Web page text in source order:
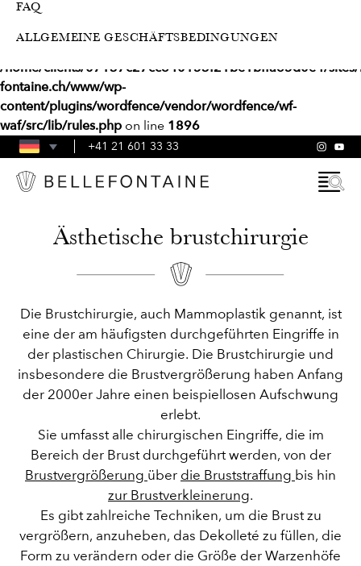
Deprecated: preg_replace(): Passing null to parameter #3
/home/clients/07137c27cc840153f21be1bffa65d0e4/
fontaine.ch/www/wp-
content/plugins/wordfence/vendor/wordfence/wf-
waf/src/lib/rules.php on line 1896
FAQ
ALLGEMEINE GESCHÄFTSBEDINGUNGEN
+41 21 601 33 33
Ästhetische brustchirurgie
Die Brustchirurgie, auch Mammoplastik genannt, ist
eine der am häufigsten durchgeführten Eingriffe in
der plastischen Chirurgie. Die Brustchirurgie und
insbesondere die Brustvergrößerung haben Anfang
der 2000er Jahre einen beispiellosen Aufschwung
erlebt.
Sie umfasst alle chirurgischen Eingriffe, die im
Bereich der Brust durchgeführt werden, von der
Brustvergrößerung über die Bruststraffung bis hin
zur Brustverkleinerung.
Es gibt zahlreiche Techniken, um die Brust zu
vergrößern, anzuheben, das Dekolleté zu füllen, die
Form zu verändern oder die Größe der Warzenhöfe